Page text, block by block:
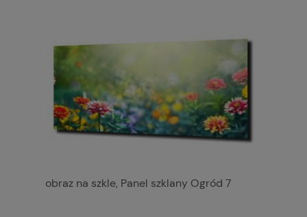
obraz na szkle, Panel szklany Ogród 7